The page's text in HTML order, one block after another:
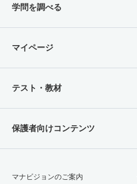
学問を調べる
マイページ
テスト・教材
保護者向けコンテンツ
マナビジョンのご案内